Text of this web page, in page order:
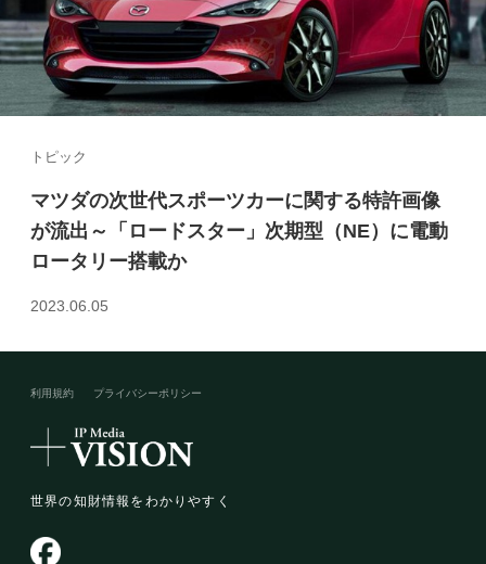
トピック
マツダの次世代スポーツカーに関する特許画像
が流出～「ロードスター」次期型（NE）に電動
ロータリー搭載か
2023.06.05
利用規約 プライバシーポリシー​
世界の知財情報をわかりやすく